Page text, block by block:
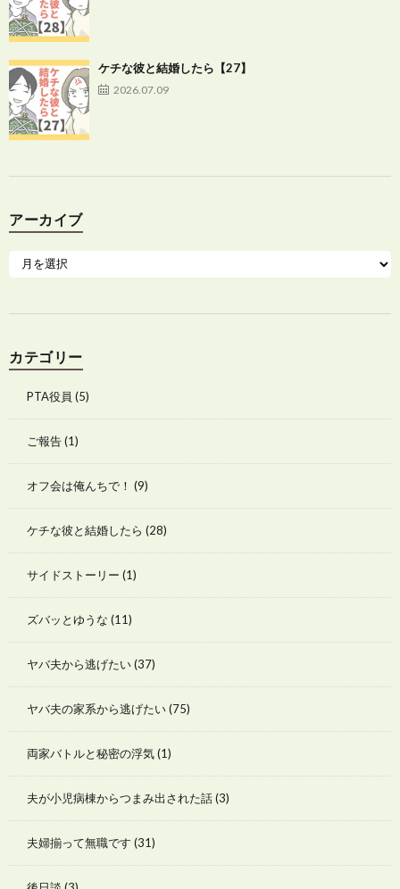
ケチな彼と結婚したら【27】
2026.07.09
アーカイブ
カテゴリー
PTA役員 (5)
ご報告(1)
オフ会は俺んちで！ (9)
ケチな彼と結婚したら (28)
サイドストーリー (1)
ズバッとゆうな (11)
ヤバ夫から逃げたい(37)
ヤバ夫の家系から逃げたい(75)
両家バトルと秘密の浮気(1)
夫が小児病棟からつまみ出された話(3)
夫婦揃って無職です (31)